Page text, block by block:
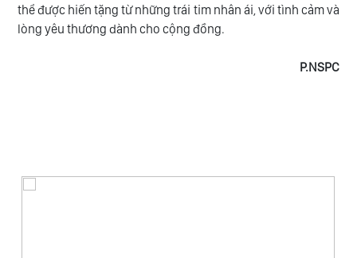
thể được hiến tặng từ những trái tim nhân ái, với tình cảm và
lòng yêu thương dành cho cộng đồng.
P.NSPC